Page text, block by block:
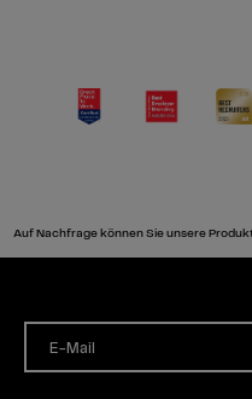
Auf Nachfrage können Sie unsere
E-Mail